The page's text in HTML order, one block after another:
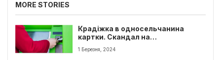
MORE STORIES
Крадіжка в односельчанина
картки. Скандал на
Тернопільщині
1 Березня, 2024